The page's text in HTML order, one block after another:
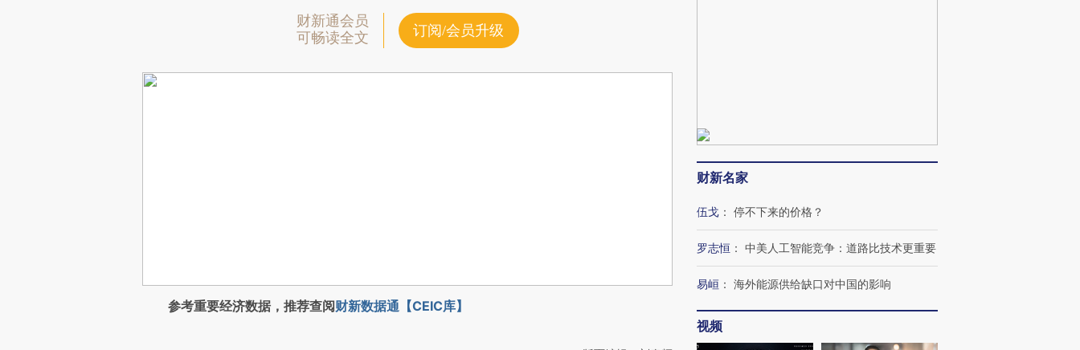
财新通会员
可畅读全文
订阅/会员升级
参考重要经济数据，推荐查阅财新数据通【CEIC库】
财新名家
伍戈 ： 停不下来的价格？
罗志恒 ： 中美人工智能竞争：道路比技术更重要
易峘 ： 海外能源供给缺口对中国的影响
视频